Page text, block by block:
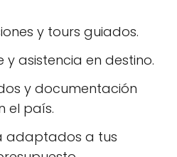
y tours guiados.
y asistencia en destino.
y documentación
el país.
adaptados a tus